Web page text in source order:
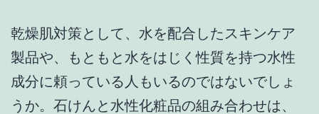
す
す
め
乾燥肌対策として、水を配合したスキンケア
製品や、もともと水をはじく性質を持つ水性
成分に頼っている人もいるのではないでしょ
うか。石けんと水性化粧品の組み合わせは、